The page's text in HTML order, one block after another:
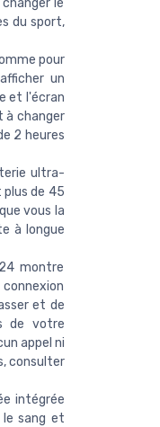
du sport,
pour
un
et l'écran
à changer
2 heures
ultra-
plus de 45
vous la
à longue
montre
et de
de votre
appel ni
consulter
intégrée
sang et